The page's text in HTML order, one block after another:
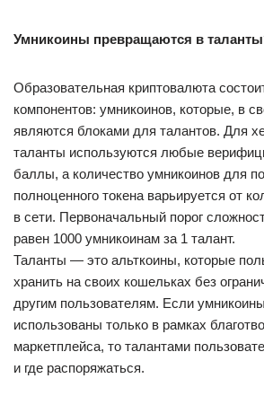
Умникоины превращаются в
Образовательная криптовалюта
компонентов: умникоинов, которые, в
являются блоками для талантов. Для
таланты используются любые
баллы, а количество умникоинов для
полноценного токена варьируется от
в сети. Первоначальный порог
равен 1000 умникоинам за 1 талант.
Таланты — это альткоины, которые
хранить на своих кошельках без
другим пользователям. Если
использованы только в рамках
маркетплейса, то талантами
и где распоряжаться.